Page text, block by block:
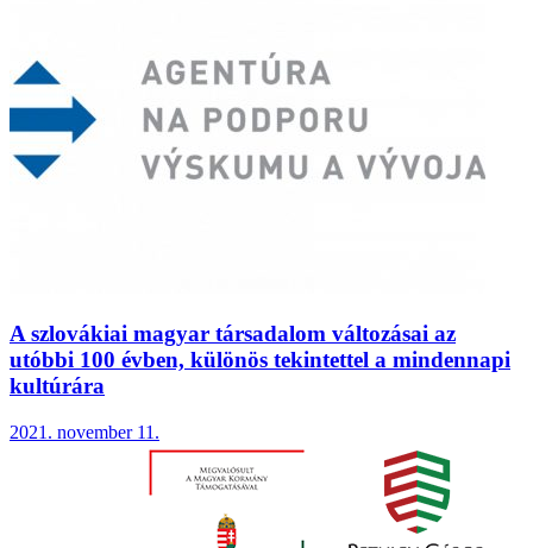
A szlovákiai magyar társadalom változásai az
utóbbi 100 évben, különös tekintettel a mindennapi
kultúrára
2021. november 11.